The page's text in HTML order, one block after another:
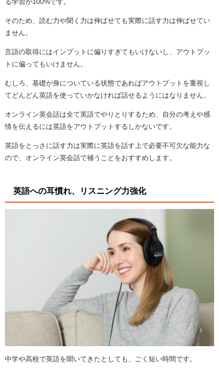
そのため、読む力や聞く力は伸ばせても実際に話す力は伸ばせてい
ません。
言語の取得にはインプットに偏りすぎてもいけないし、アウトプッ
トに偏ってもいけません。
むしろ、基礎が身についている状態であればアウトプットを重視し
てどんどん英語を使っていかなければ話せるようにはなりません。
オンライン英会話は全て英語でやりとりするため、自分の考えや感
情を伝えるには英語をアウトプットするしかないです。
英語をとっさに話す力は実際に英語を話す上で必要不可欠な能力な
ので、オンライン英会話で補うことをおすすめします。
英語への耳慣れ、リスニング力強化
中学や高校で英語を聞いてきたとしても、ごく短い時間です。